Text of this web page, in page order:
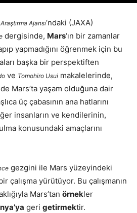
Ajansı‘ndaki (JAXA)
dergisinde, Mars‘ın bir zamanlar
yapmadığını öğrenmek için bu
başka bir perspektiften
ve Tomohiro Usui makalelerinde,
Mars’ta yaşam olduğuna dair
üç çabasının ana hatlarını
insanların ve kendilerinin,
konusundaki amaçlarını
gezgini ile Mars yüzeyindeki
çalışma yürütüyor. Bu çalışmanın
Mars’tan örnekler
geri getirmektir.